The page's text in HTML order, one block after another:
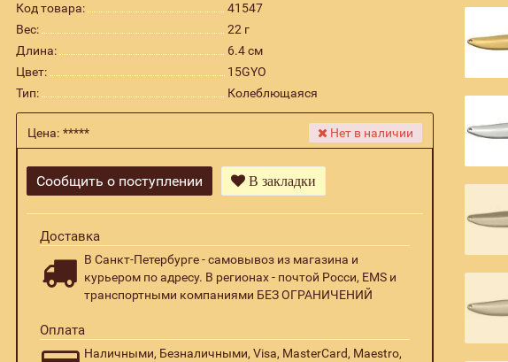
Код товара:
41547
Вес:
22 г
Длина:
6.4 см
Цвет:
15GYO
Тип:
Колеблющаяся
Цена: ***** Нет в наличии
Сообщить о поступлении В закладки
Доставка
В Санкт-Петербурге - самовывоз из магазина и
курьером по адресу. В регионах - почтой Росси, EMS и
транспортными компаниями БЕЗ ОГРАНИЧЕНИЙ
Оплата
Наличными, Безналичными, Visa, MasterCard, Maestro,